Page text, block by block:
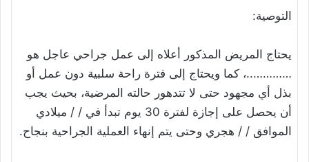
التوصية:
يحتاج المريض المذكور أعلاه إلى عمل جراحي عاجل هو
…………..، كما ويحتاج إلى فترة راحة سلبية دون عمل أو
بذل أي مجهود حتى لا تتدهور حالته المرضية، بحيث يجب
أن يحصل على إجازة لفترة 30 يوم تبدأ في / / ميلادي
الموافق / / هجري وحتى يتم إنهاء العملية الجراحية بنجاح.